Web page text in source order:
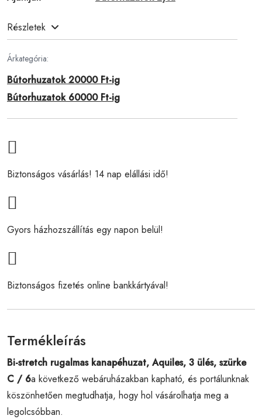
Részletek
Árkategória:
Bútorhuzatok 20000 Ft-ig
Bútorhuzatok 60000 Ft-ig
Biztonságos vásárlás! 14 nap elállási idő!
Gyors házhozszállítás egy napon belül!
Biztonságos fizetés online bankkártyával!
Termékleírás
Bi-stretch rugalmas kanapéhuzat, Aquiles, 3 ülés, szürke
C / 6a következő webáruházakban kapható, és portálunknak
köszönhetően megtudhatja, hogy hol vásárolhatja meg a
legolcsóbban.